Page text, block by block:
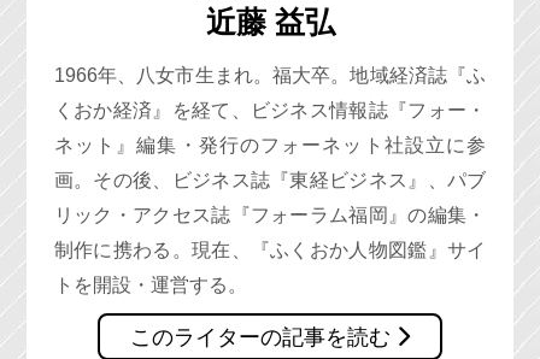
近藤 益弘
1966年、八女市生まれ。福大卒。地域経済誌『ふ
くおか経済』を経て、ビジネス情報誌『フォー・
ネット』編集・発行のフォーネット社設立に参
画。その後、ビジネス誌『東経ビジネス』、パブ
リック・アクセス誌『フォーラム福岡』の編集・
制作に携わる。現在、『ふくおか人物図鑑』サイ
トを開設・運営する。
このライターの記事を読む